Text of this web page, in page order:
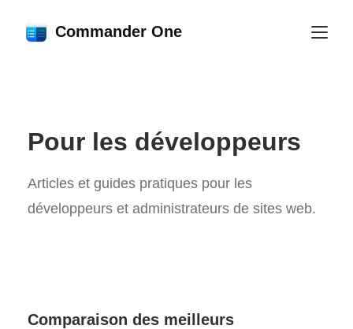
Commander One
Pour les développeurs
Articles et guides pratiques pour les
développeurs et administrateurs de sites web.
Comparaison des meilleurs